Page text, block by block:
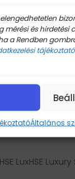
mérési és
a Rendben
Általános
Santa Fe
RS ST 2015,
4 2009
LuxHSE